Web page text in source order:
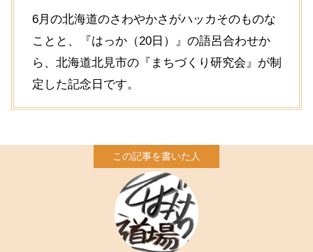
6月の北海道のさわやかさがハッカそのものな
ことと、『はっか（20日）』の語呂合わせか
ら、北海道北見市の『まちづくり研究会』が制
定した記念日です。